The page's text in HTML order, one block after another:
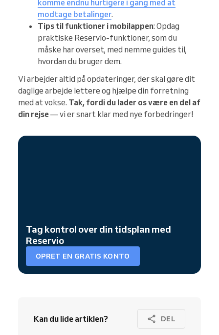
komme endnu hurtigere i gang med at
modtage betalinger.
Tips til funktioner i mobilappen: Opdag
praktiske Reservio-funktioner, som du
måske har overset, med nemme guides til,
hvordan du bruger dem.
Vi arbejder altid på opdateringer, der skal gøre dit
daglige arbejde lettere og hjælpe din forretning
med at vokse. Tak, fordi du lader os være en del af
din rejse— vi er snart klar med nye forbedringer!
Tag kontrol over din tidsplan med
Reservio
OPRET EN GRATIS KONTO
Kan du lide artiklen? DEL